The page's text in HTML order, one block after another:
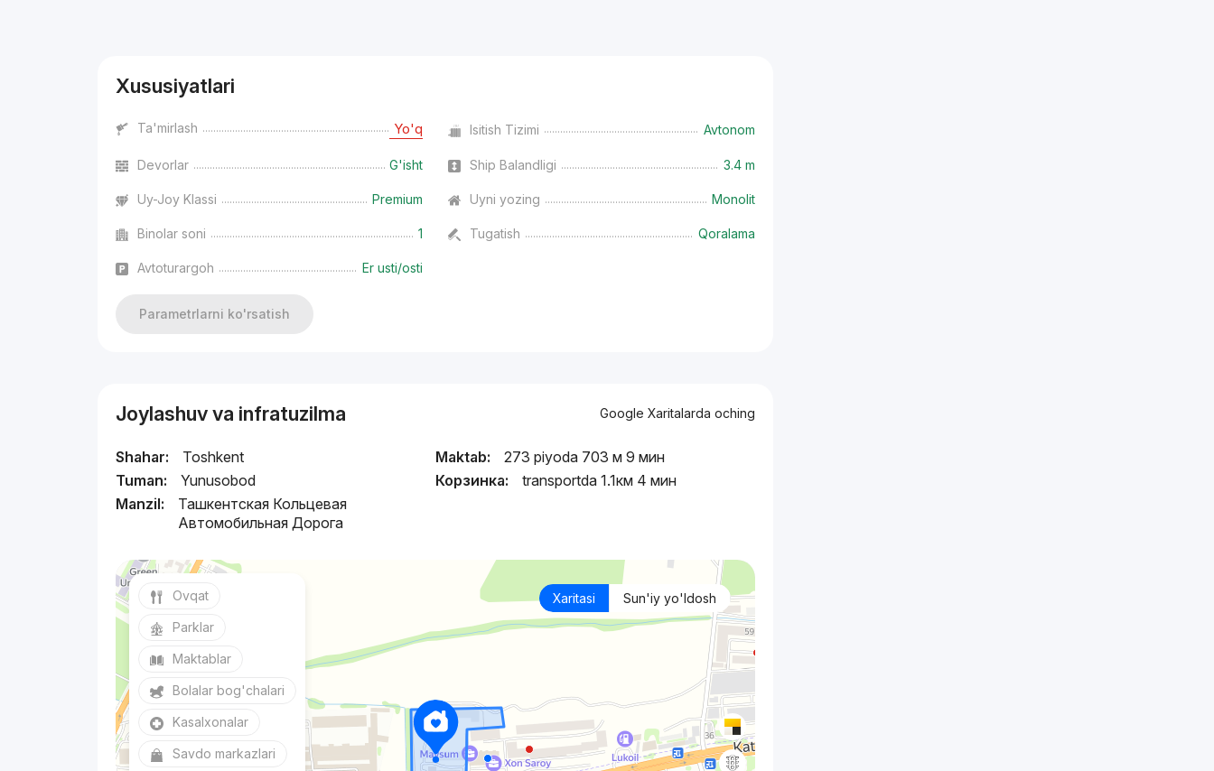
Xususiyatlari
Ta'mirlash Yo'q Isitish Tizimi Avtonom
Devorlar G'isht Ship Balandligi 3.4 m
Uy-Joy Klassi Premium Uyni yozing Monolit
Binolar soni 1 Tugatish Qoralama
Avtoturargoh Er usti/osti
Parametrlarni ko'rsatish
Joylashuv va infratuzilma Google Xaritalarda oching
Shahar:
Toshkent
Tuman:
Yunusobod
Manzil:
Ташкентская Кольцевая
Автомобильная Дорога
Maktab:
273 piyoda 703 м 9 мин
Корзинка:
transportda 1.1км 4 мин
Xaritasi Sun'iy yo'ldosh
Ovqat
Parklar
Maktablar
Bolalar bog'chalari
Kasalxonalar
Savdo markazlari